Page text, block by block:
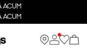
ACUM
ACUM